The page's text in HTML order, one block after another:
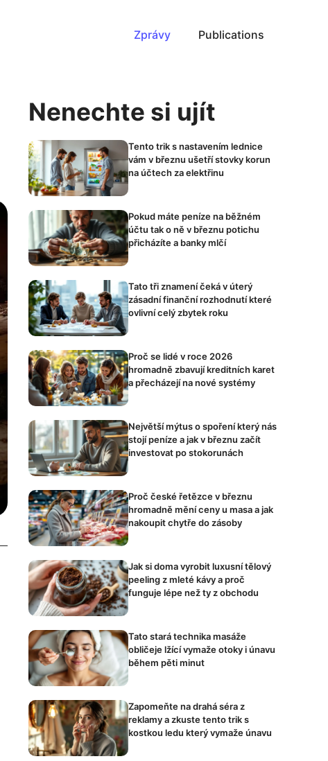
Zprávy Publications
Nenechte si ujít
Tento trik s nastavením lednice
vám v březnu ušetří stovky korun
na účtech za elektřinu
Pokud máte peníze na běžném
účtu tak o ně v březnu potichu
přicházíte a banky mlčí
Tato tři znamení čeká v úterý
zásadní finanční rozhodnutí které
ovlivní celý zbytek roku
Proč se lidé v roce 2026
hromadně zbavují kreditních karet
a přecházejí na nové systémy
Největší mýtus o spoření který nás
stojí peníze a jak v březnu začít
investovat po stokorunách
Proč české řetězce v březnu
hromadně mění ceny u masa a jak
nakoupit chytře do zásoby
Jak si doma vyrobit luxusní tělový
peeling z mleté kávy a proč
funguje lépe než ty z obchodu
Tato stará technika masáže
obličeje lžící vymaže otoky i únavu
během pěti minut
Zapomeňte na drahá séra z
reklamy a zkuste tento trik s
kostkou ledu který vymaže únavu